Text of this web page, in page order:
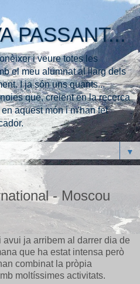
PASSANT...
i veure totes les
el meu alumnat al llarg dels
I ja són uns quants...
que, creient en la recerca
aquest món i m'han fet
▼
- Moscou
ja arribem al darrer dia de
que ha estat intensa però
combinat la pròpia
moltíssimes activitats.